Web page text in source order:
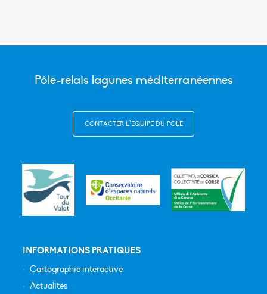
Pôle-relais lagunes méditerranéennes
CONTACTER L’ÉQUIPE DU PÔLE
INFORMATIONS PRATIQUES
Cartographie interactive
Actualités